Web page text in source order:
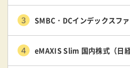
SMBC・DCインデックスフ
eMAXIS Slim 国内株式（日経